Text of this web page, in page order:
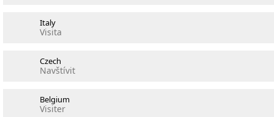
Italy
Visita
Czech
Navštívit
Belgium
Visiter